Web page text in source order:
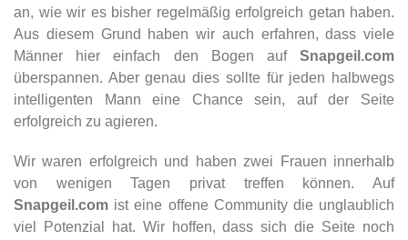
an, wie wir es bisher regelmäßig erfolgreich getan haben.
Aus diesem Grund haben wir auch erfahren, dass viele
Männer hier einfach den Bogen auf Snapgeil.com
überspannen. Aber genau dies sollte für jeden halbwegs
intelligenten Mann eine Chance sein, auf der Seite
erfolgreich zu agieren.
Wir waren erfolgreich und haben zwei Frauen innerhalb
von wenigen Tagen privat treffen können. Auf
Snapgeil.com ist eine offene Community die unglaublich
viel Potenzial hat. Wir hoffen, dass sich die Seite noch